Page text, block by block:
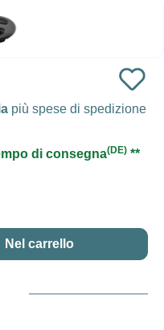
più spese di spedizione
di consegna(DE) **
la quantità
Nel carrello